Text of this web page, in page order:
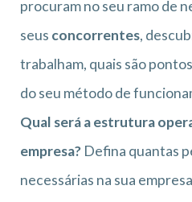
procuram no seu ramo de
seus concorrentes,
trabalham, quais são
do seu método de
Qual será a estrutura
empresa? Defina quantas
necessárias na sua